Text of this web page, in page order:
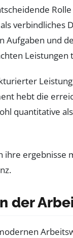
verbindliches
Aufgaben und
Leistungen
hebt die
quantitative
der